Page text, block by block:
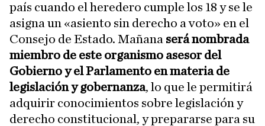
país cuando el heredero cumple los 18 y se le
asigna un «asiento sin derecho a voto» en el
Consejo de Estado. Mañana será nombrada
miembro de este organismo asesor del
Gobierno y el Parlamento en materia de
legislación y gobernanza, lo que le permitirá
adquirir conocimientos sobre legislación y
derecho constitucional, y prepararse para su